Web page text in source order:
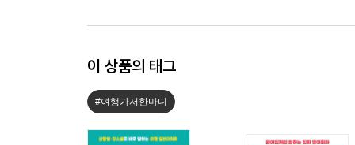
이 상품의 태그
#여행가서한마디